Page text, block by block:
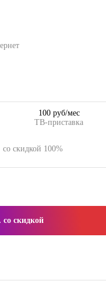
ТВ-приставка
100 руб/мес
со скидкой 100%
со скидкой